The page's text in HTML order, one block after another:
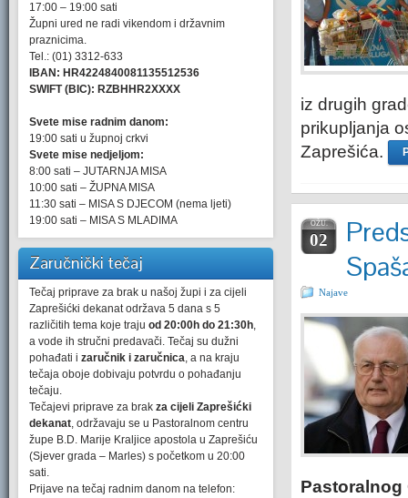
17:00 – 19:00 sati
Župni ured ne radi vikendom i državnim
praznicima.
Tel.: (01) 3312-633
IBAN: HR4224840081135512536
SWIFT (BIC): RZBHHR2XXXX
Svete mise radnim danom:
19:00 sati u župnoj crkvi
Svete mise nedjeljom:
8:00 sati – JUTARNJA MISA
10:00 sati – ŽUPNA MISA
11:30 sati – MISA S DJECOM (nema ljeti)
19:00 sati – MISA S MLADIMA
Zaručnički tečaj
Tečaj priprave za brak u našoj župi i za cijeli
Zaprešićki dekanat održava 5 dana s 5
različitih tema koje traju od 20:00h do 21:30h,
a vode ih stručni predavači. Tečaj su dužni
pohađati i zaručnik i zaručnica, a na kraju
tečaja oboje dobivaju potvrdu o pohađanju
tečaju.
Tečajevi priprave za brak za cijeli Zaprešićki
dekanat, održavaju se u Pastoralnom centru
župe B.D. Marije Kraljice apostola u Zaprešiću
(Sjever grada – Marles) s početkom u 20:00
sati.
Prijave na tečaj radnim danom na telefon:
iz drugih
prikupljanja
Zaprešića.
OŽU.
02
Najave
Pastoralnog